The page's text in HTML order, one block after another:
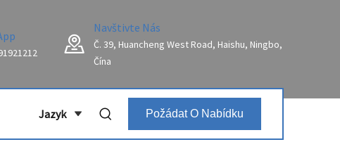
Navštivte Nás
Č. 39, Huancheng West Road, Haishu, Ningbo,
Čína
Jazyk Požádat O Nabídku